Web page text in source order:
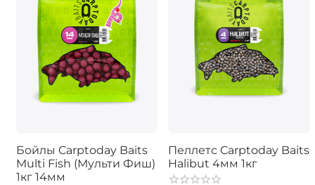
Бойлы Carptoday Baits
Multi Fish (Мульти Фиш)
1кг 14мм
Пеллетс Carptoday Baits
Halibut 4мм 1кг